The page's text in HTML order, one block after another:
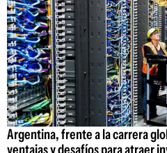
Argentina, frente a la carrera